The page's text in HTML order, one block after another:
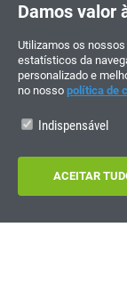
Aviso legal
Política de privacidade
+34 910 600 459
HORÁRIO DE VERÃO
Segunda a sexta-
Damos valor
Utilizamos os
estatísticos da
personalizado e
no nosso política de
Indispensável